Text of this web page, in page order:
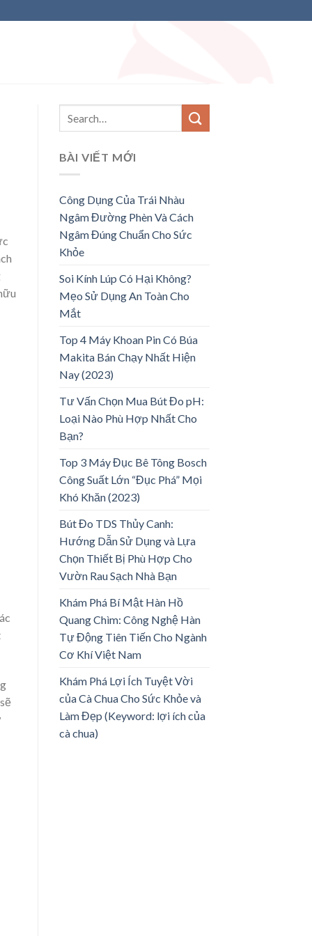
BÀI VIẾT MỚI
Công Dụng Của Trái Nhàu
Ngâm Đường Phèn Và Cách
Ngâm Đúng Chuẩn Cho Sức
Khỏe
Soi Kính Lúp Có Hại Không?
Mẹo Sử Dụng An Toàn Cho
Mắt
Top 4 Máy Khoan Pin Có Búa
Makita Bán Chạy Nhất Hiện
Nay (2023)
Tư Vấn Chọn Mua Bút Đo pH:
Loại Nào Phù Hợp Nhất Cho
Bạn?
Top 3 Máy Đục Bê Tông Bosch
Công Suất Lớn “Đục Phá” Mọi
Khó Khăn (2023)
Bút Đo TDS Thủy Canh:
Hướng Dẫn Sử Dụng và Lựa
Chọn Thiết Bị Phù Hợp Cho
Vườn Rau Sạch Nhà Bạn
Khám Phá Bí Mật Hàn Hồ
Quang Chìm: Công Nghệ Hàn
Tự Động Tiên Tiến Cho Ngành
Cơ Khí Việt Nam
Khám Phá Lợi Ích Tuyệt Vời
của Cà Chua Cho Sức Khỏe và
Làm Đẹp (Keyword: lợi ích của
cà chua)